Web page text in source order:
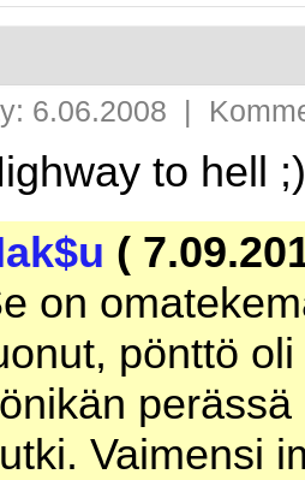
6.06.2008 |
to hell
(
on
pönttö
Vaimensi